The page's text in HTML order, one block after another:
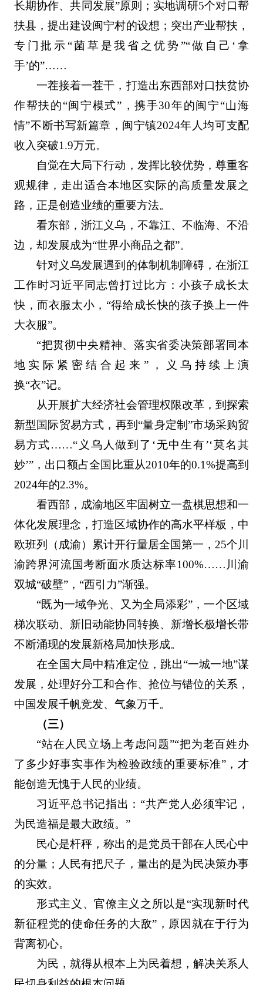
长期协作、共同发展”原则；实地调研5个对口帮
扶县，提出建设闽宁村的设想；突出产业帮扶，
专门批示“菌草是我省之优势”“做自己‘拿
手’的”……
一茬接着一茬干，打造出东西部对口扶贫协
作帮扶的“闽宁模式”，携手30年的闽宁“山海
情”不断书写新篇章，闽宁镇2024年人均可支配
收入突破1.9万元。
自觉在大局下行动，发挥比较优势，尊重客
观规律，走出适合本地区实际的高质量发展之
路，正是创造业绩的重要方法。
看东部，浙江义乌，不靠江、不临海、不沿
边，却发展成为“世界小商品之都”。
针对义乌发展遇到的体制机制障碍，在浙江
工作时习近平同志曾打过比方：小孩子成长太
快，而衣服太小，“得给成长快的孩子换上一件
大衣服”。
“把贯彻中央精神、落实省委决策部署同本
地实际紧密结合起来”，义乌持续上演
换“衣”记。
从开展扩大经济社会管理权限改革，到探索
新型国际贸易方式，再到“量身定制”市场采购贸
易方式……“义乌人做到了‘无中生有’‘莫名其
妙’”，出口额占全国比重从2010年的0.1%提高到
2024年的2.3%。
看西部，成渝地区牢固树立一盘棋思想和一
体化发展理念，打造区域协作的高水平样板，中
欧班列（成渝）累计开行量居全国第一，25个川
渝跨界河流国考断面水质达标率100%……川渝
双城“破壁”，“西引力”渐强。
“既为一域争光、又为全局添彩”，一个区域
梯次联动、新旧动能协同转换、新增长极增长带
不断涌现的发展新格局加快形成。
在全国大局中精准定位，跳出“一城一地”谋
发展，处理好分工和合作、抢位与错位的关系，
中国发展千帆竞发、气象万千。
（三）
“站在人民立场上考虑问题”“把为老百姓办
了多少好事实事作为检验政绩的重要标准”，才
能创造无愧于人民的业绩。
习近平总书记指出：“共产党人必须牢记，
为民造福是最大政绩。”
民心是杆秤，称出的是党员干部在人民心中
的分量；人民有把尺子，量出的是为民决策办事
的实效。
形式主义、官僚主义之所以是“实现新时代
新征程党的使命任务的大敌”，原因就在于行为
背离初心。
为民，就得从根本上为民着想，解决关系人